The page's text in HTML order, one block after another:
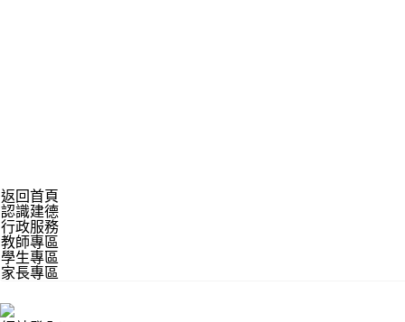
返回首頁
認識建德
行政服務
教師專區
學生專區
家長專區